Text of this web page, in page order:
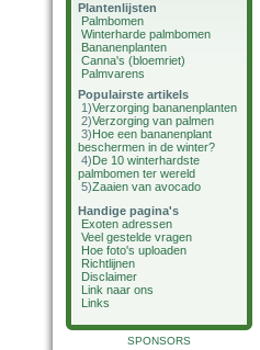
Plantenlijsten
Palmbomen
Winterharde palmbomen
Bananenplanten
Canna's (bloemriet)
Palmvarens
Populairste artikels
1)Verzorging bananenplanten
2)Verzorging van palmen
3)Hoe een bananenplant
beschermen in de winter?
4)De 10 winterhardste
palmbomen ter wereld
5)Zaaien van avocado
Handige pagina's
Exoten adressen
Veel gestelde vragen
Hoe foto's uploaden
Richtlijnen
Disclaimer
Link naar ons
Links
SPONSORS